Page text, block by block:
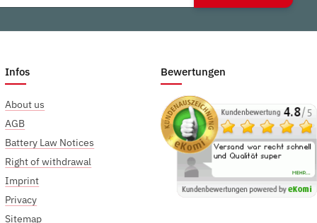
Infos
About us
AGB
Battery Law Notices
Right of withdrawal
Imprint
Privacy
Sitemap
Bewertungen